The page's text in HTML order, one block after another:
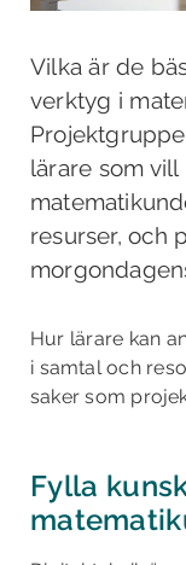
Vilka är de
verktyg i
lärare som
resurser, och
Hur lärare kan
i samtal och
saker som
Fylla